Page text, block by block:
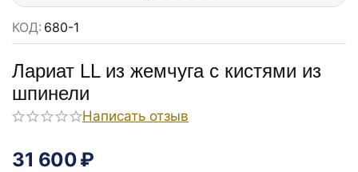
КОД: 680-1
Лариат LL из жемчуга с кистями из
шпинели
Написать отзыв
31 600₽